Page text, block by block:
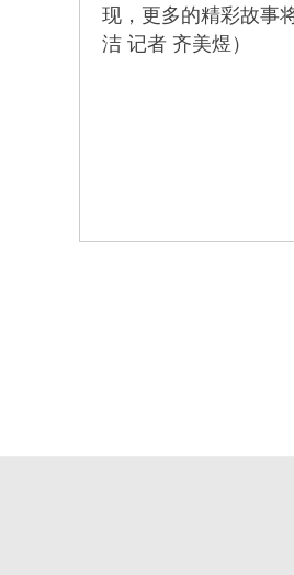
现，更多的精彩故事
洁 记者 齐美煜）